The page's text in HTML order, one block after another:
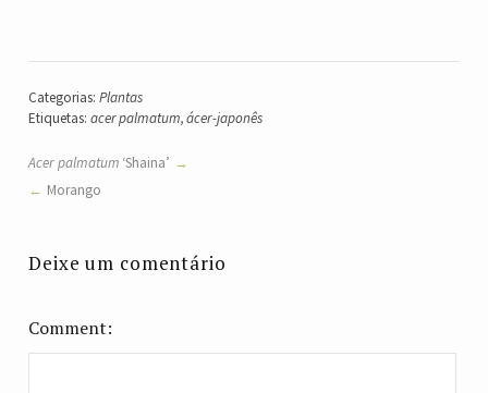
Categorias: Plantas
Etiquetas: acer palmatum,ácer-japonês
Acer palmatum ‘Shaina’
Morango
Deixe um comentário
Comment